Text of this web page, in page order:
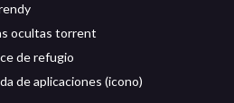
ocultas torrent
de refugio
de aplicaciones (icono)